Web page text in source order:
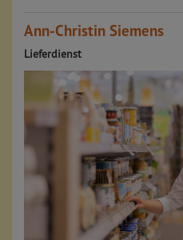
Ann-Christin Siemens
Lieferdienst